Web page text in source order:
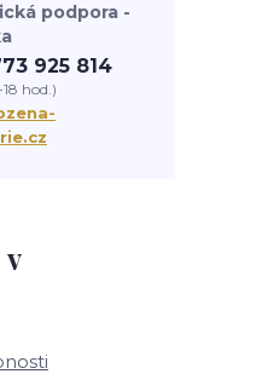
podpora -
925 814
hod.)